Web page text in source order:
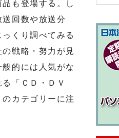
も登場する。し
回数や放送分
くり調べてみる
戦略・努力が見
的には人気がな
「ＣＤ・ＤＶ
カテゴリーに注